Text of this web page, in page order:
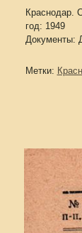
Краснодар.
год: 1949
Документы:
Метки: